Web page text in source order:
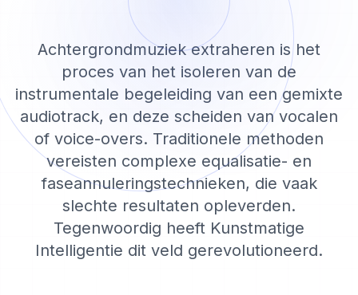
Achtergrondmuziek extraheren is het
proces van het isoleren van de
instrumentale begeleiding van een gemixte
audiotrack, en deze scheiden van vocalen
of voice-overs. Traditionele methoden
vereisten complexe equalisatie- en
faseannuleringstechnieken, die vaak
slechte resultaten opleverden.
Tegenwoordig heeft Kunstmatige
Intelligentie dit veld gerevolutioneerd.